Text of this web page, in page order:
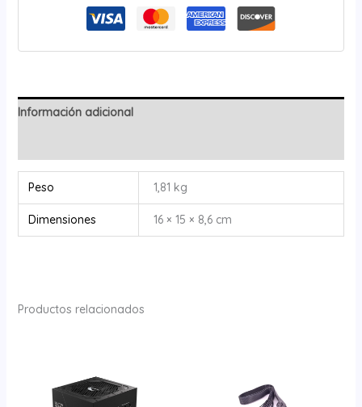
Información adicional
Peso 1,81 kg
Dimensiones 16 × 15 × 8,6 cm
Productos relacionados